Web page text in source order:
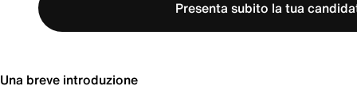
Presenta subito la tua
Una breve introduzione